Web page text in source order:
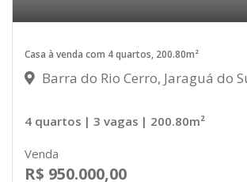
Casa à venda com 4 quartos, 200.80m²
Barra do Rio Cerro, Jaraguá do
4 quartos | 3 vagas | 200.80m²
Venda
R$ 950.000,00